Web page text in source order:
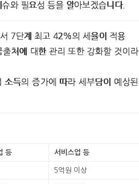
와 필요성 등을 알아보겠습니다.
7단계 최고 42%의 세율이 적용
처에 대한 관리 또한 강화할 것이라
득의 증가에 따라 세부담이 예상된
등 서비스업 등
5억원 이상